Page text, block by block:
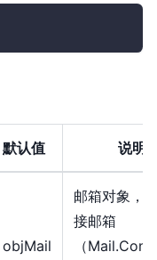
默认值 说明
objMail
邮箱对象，
接邮箱
（